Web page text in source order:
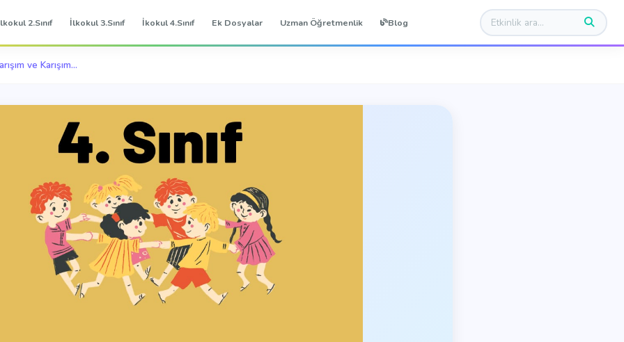
2.Sınıf İlkokul 3.Sınıf İkokul 4.Sınıf Ek Dosyalar Uzman Öğretmenlik Blog
ve Karışım...